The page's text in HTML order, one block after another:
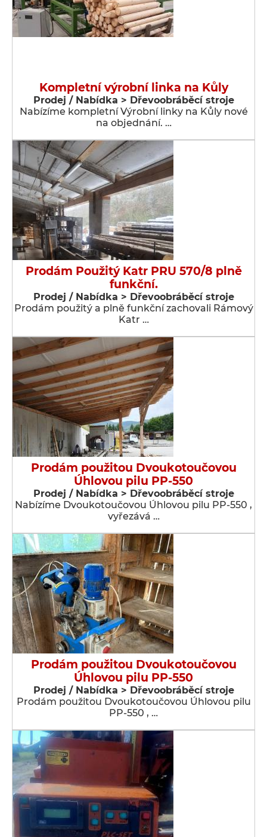
Kompletní výrobní linka na Kůly
Prodej / Nabídka > Dřevoobráběcí stroje
Nabízíme kompletní Výrobní linky na Kůly nové
na objednání. …
Prodám Použitý Katr PRU 570/8 plně
funkční.
Prodej / Nabídka > Dřevoobráběcí stroje
Prodám použitý a plně funkční zachovali Rámový
Katr …
Prodám použitou Dvoukotoučovou
Úhlovou pilu PP-550
Prodej / Nabídka > Dřevoobráběcí stroje
Nabízíme Dvoukotoučovou Úhlovou pilu PP-550 ,
vyřezává …
Prodám použitou Dvoukotoučovou
Úhlovou pilu PP-550
Prodej / Nabídka > Dřevoobráběcí stroje
Prodám použitou Dvoukotoučovou Úhlovou pilu
PP-550 , …